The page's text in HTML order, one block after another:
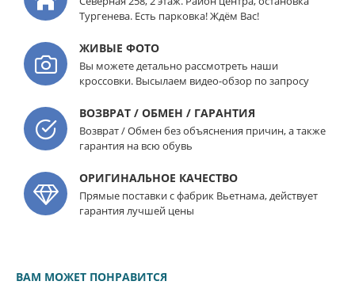
Тургенева. Есть парковка! Ждём Вас!
ЖИВЫЕ ФОТО
Вы можете детально рассмотреть наши
кроссовки. Высылаем видео-обзор по запросу
ВОЗВРАТ / ОБМЕН / ГАРАНТИЯ
Возврат / Обмен без объяснения причин, а также
гарантия на всю обувь
ОРИГИНАЛЬНОЕ КАЧЕСТВО
Прямые поставки с фабрик Вьетнама, действует
гарантия лучшей цены
ВАМ МОЖЕТ ПОНРАВИТСЯ